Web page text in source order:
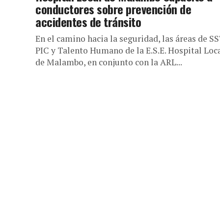
conductores sobre prevención de
accidentes de tránsito
En el camino hacia la seguridad, las áreas de
PIC y Talento Humano de la E.S.E. Hospital
de Malambo, en conjunto con la ARL...